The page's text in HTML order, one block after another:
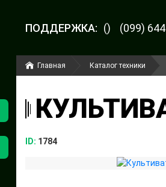
ПОДДЕРЖКА: () (099)
Главная Каталог техники
ID: 1784